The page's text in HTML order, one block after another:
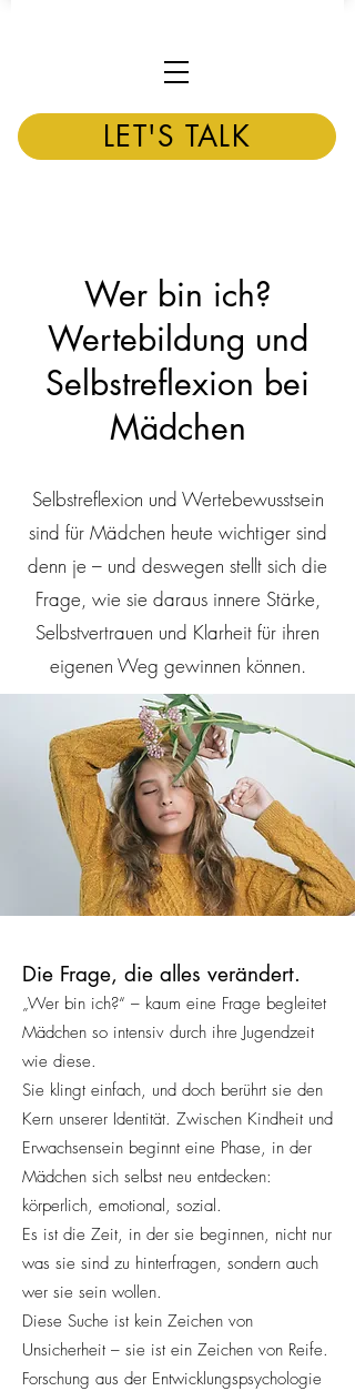
LET'S TALK
Wer bin ich?
Wertebildung und
Selbstreflexion bei
Mädchen
Selbstreflexion und Wertebewusstsein
sind für Mädchen heute wichtiger sind
denn je – und deswegen stellt sich die
Frage, wie sie daraus innere Stärke,
Selbstvertrauen und Klarheit für ihren
eigenen Weg gewinnen können.
Die Frage, die alles verändert.
„Wer bin ich?“ – kaum eine Frage begleitet
Mädchen so intensiv durch ihre Jugendzeit
wie diese.
Sie klingt einfach, und doch berührt sie den
Kern unserer Identität. Zwischen Kindheit und
Erwachsensein beginnt eine Phase, in der
Mädchen sich selbst neu entdecken:
körperlich, emotional, sozial.
Es ist die Zeit, in der sie beginnen, nicht nur
was sie sind zu hinterfragen, sondern auch
wer sie sein wollen.
Diese Suche ist kein Zeichen von
Unsicherheit – sie ist ein Zeichen von Reife.
Forschung aus der Entwicklungspsychologie